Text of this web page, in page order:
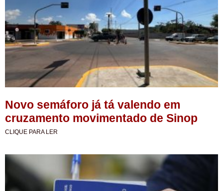
Novo semáforo já tá valendo em
cruzamento movimentado de Sinop
CLIQUE PARA LER